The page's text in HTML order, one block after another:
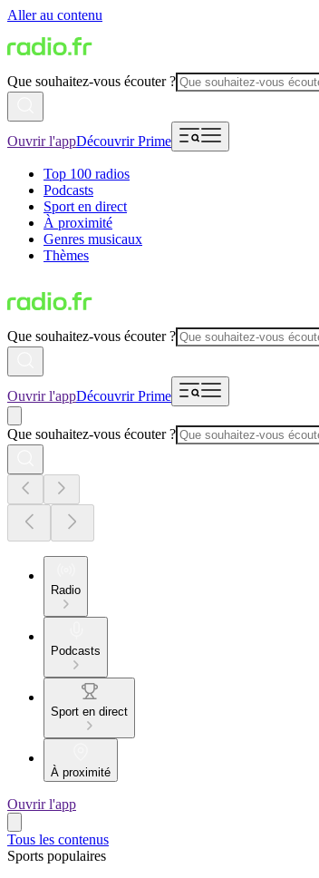
Aller au contenu
Que souhaitez-vous écouter ?
Ouvrir l'appDécouvrir Prime
Top 100 radios
Podcasts
Sport en direct
À proximité
Genres musicaux
Thèmes
Que souhaitez-vous écouter ?
Ouvrir l'appDécouvrir Prime
Que souhaitez-vous écouter ?
Radio
Podcasts
Sport en direct
À proximité
Ouvrir l'app
Tous les contenus
Sports populaires